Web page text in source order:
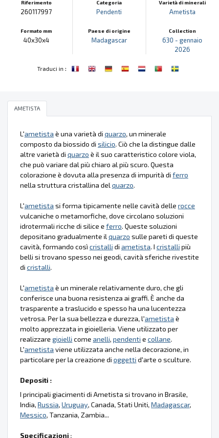
Riferimento
260117997
Formato mm
40x30x4
Categoria
Pendenti
Paese di origine
Madagascar
Varietà di minerali
Ametista
Collection
630 - gennaio
2026
Traduci in :
AMETISTA
L'ametista è una varietà di quarzo, un minerale
composto da biossido di silicio. Ciò che la distingue dalle
altre varietà di quarzo è il suo caratteristico colore viola,
che può variare dal più chiaro al più scuro. Questa
colorazione è dovuta alla presenza di impurità di ferro
nella struttura cristallina del quarzo.
L'ametista si forma tipicamente nelle cavità delle rocce
vulcaniche o metamorfiche, dove circolano soluzioni
idrotermali ricche di silice e ferro. Queste soluzioni
depositano gradualmente il quarzo sulle pareti di queste
cavità, formando così cristalli di ametista. I cristalli più
belli si trovano spesso nei geodi, cavità sferiche rivestite
di cristalli.
L'ametista è un minerale relativamente duro, che gli
conferisce una buona resistenza ai graffi. È anche da
trasparente a traslucido e spesso ha una lucentezza
vetrosa. Per la sua bellezza e durezza, l'ametista è
molto apprezzata in gioielleria. Viene utilizzato per
realizzare gioielli come anelli, pendenti e collane.
L'ametista viene utilizzata anche nella decorazione, in
particolare per la creazione di oggetti d'arte o sculture.
Depositi :
I principali giacimenti di Ametista si trovano in Brasile,
India, Russia, Uruguay, Canada, Stati Uniti, Madagascar,
Messico, Tanzania, Zambia...
Specificazioni: